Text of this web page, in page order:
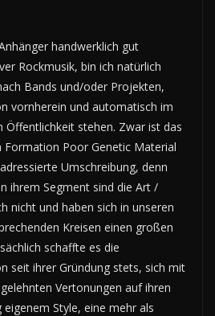
handwerklich gut
Rockmusik, bin ich natürlich
Bands und/oder Projekten,
vornherein und automatisch im
Öffentlichkeit stehen. Zwar ist das
Formation Poor Genetic Material
Umschreibung, denn
ihrem Segment sind die Art /
nicht und haben sich in unseren
Kreisen einen großen
schaffte es die
seit ihrer Gründung stets, sich mit
Vertonungen auf ihren
Style, eine mehr als